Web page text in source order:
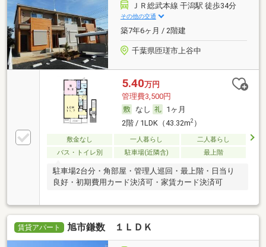
ＪＲ総武本線 干潟駅 徒歩34分
その他の交通
築7年6ヶ月 / 2階建
千葉県匝瑳市上谷中
5.40万円
管理費3,500円
なし
1ヶ月
2階 / 1LDK（43.32m2）
敷金なし 一人暮らし
二人暮らし
バス・トイレ別
駐車場(近隣含) 最上階
駐車場2台分・角部屋・管理人巡回・最上階・日当り
良好・初期費用カード決済可・家賃カード決済可
賃貸アパート 旭市鎌数 １ＬＤＫ